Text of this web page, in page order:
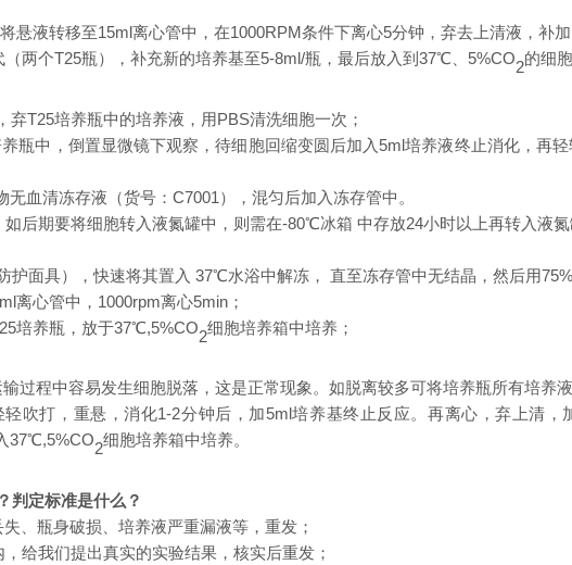
悬液转移至15ml离心管中， 在1000RPM条件下离心5分钟，弃去上清液，补加
（两个T25瓶），补充新的培养基至5-8ml/瓶 ， 最后放入到 37℃、5%CO2的细
T25培养瓶中的培养液，用PBS清洗细胞一次；
瓶中，倒置显微镜下观察，待细胞回缩变圆后加入5ml培养液终止消化，再
无血清冻存液（货号： C7001），混匀后加入冻存管中。
后期要将细胞转入液氮罐中， 则 需在-80℃冰箱 中存放24小时以上再转入液
护面具），快速将其置入 37℃水浴中解冻， 直至冻存管中无结晶，然后用
离心管中，1000rpm离心5min；
培养瓶， 放于37℃,5%CO2细胞培养箱中培养；
过程中容易发生细胞脱落，这是正常现象。 如脱离较多可将培养瓶所有培养
轻吹打，重悬，消化1-2分钟后，加5ml培养基终止反应。再离心，弃上清
37℃,5%CO2细胞培养箱中培养。
判定标准是什么？
、瓶身破损、培养液严重漏液等，重发；
给我们提出真实的实验结果，核实后重发；